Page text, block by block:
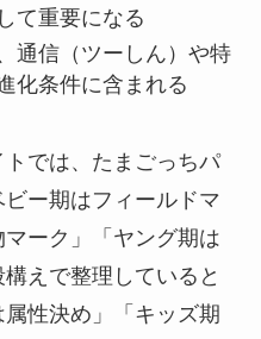
て重要になる
通信（ツーしん）や特
化条件に含まれる
では、たまごっちパ
ー期はフィールドマ
ーク」「ヤング期は
えで整理していると
性決め」「キッズ期